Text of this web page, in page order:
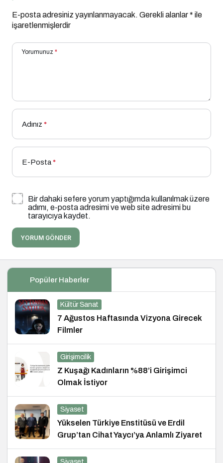
E-posta adresiniz yayınlanmayacak. Gerekli alanlar* ile
işaretlenmişlerdir
Yorumunuz *
Adınız *
E-Posta*
Bir dahaki sefere yorum yaptığımda kullanılmak üzere
adımı, e-posta adresimi ve web site adresimi bu
tarayıcıya kaydet.
YORUM GÖNDER
Popüler Haberler
Kültür Sanat
7 Ağustos Haftasında Vizyona Girecek
Filmler
Girişimcilik
Z Kuşağı Kadınların %88’i Girişimci
Olmak İstiyor
Siyaset
Yükselen Türkiye Enstitüsü ve Erdil
Grup’tan Cihat Yaycı’ya Anlamlı Ziyaret